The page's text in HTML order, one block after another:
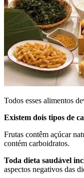
Todos esses alimentos
Existem dois tipos de
Frutas contêm açúcar
contém carboidratos.
Toda dieta saudável
aspectos negativos das